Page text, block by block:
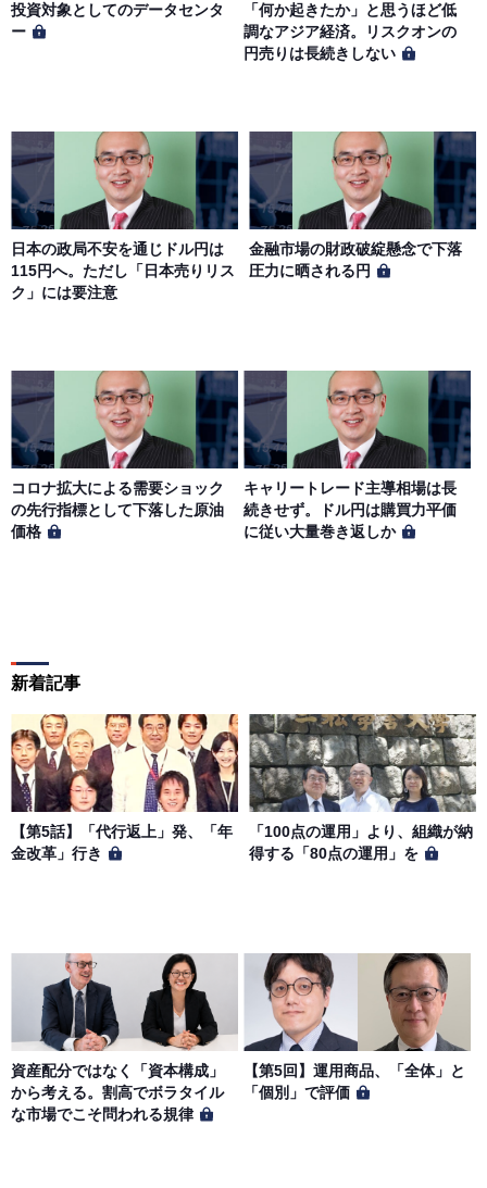
投資対象としてのデータセンタ
ー
「何か起きたか」と思うほど低
調なアジア経済。リスクオンの
円売りは長続きしない
日本の政局不安を通じドル円は
115円へ。ただし「日本売りリス
ク」には要注意
金融市場の財政破綻懸念で下落
圧力に晒される円
コロナ拡大による需要ショック
の先行指標として下落した原油
価格
キャリートレード主導相場は長
続きせず。ドル円は購買力平価
に従い大量巻き返しか
新着記事
【第5話】「代行返上」発、「年
金改革」行き
「100点の運用」より、組織が納
得する「80点の運用」を
資産配分ではなく「資本構成」
から考える。割高でボラタイル
な市場でこそ問われる規律
【第5回】運用商品、「全体」と
「個別」で評価